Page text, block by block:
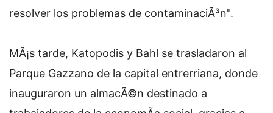
resolver los problemas de contaminaciÃ³n".
MÃ¡s tarde, Katopodis y Bahl se trasladaron al
Parque Gazzano de la capital entrerriana, donde
inauguraron un almacÃ©n destinado a